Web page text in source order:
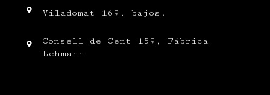
Viladomat 169, bajos.
Consell de Cent 159, Fábrica
Lehmann